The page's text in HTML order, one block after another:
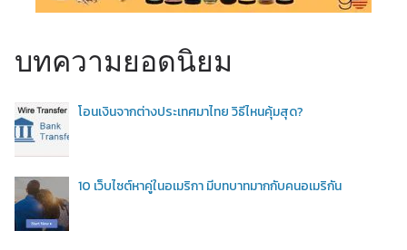
บทความยอดนิยม
โอนเงินจากต่างประเทศมาไทย วิธีไหนคุ้มสุด?
10 เว็บไซต์หาคู่ในอเมริกา มีบทบาทมากกับคนอเมริกัน